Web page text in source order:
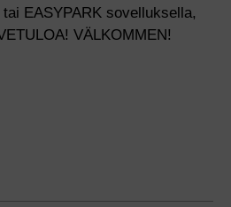
EASYPARK sovelluksella,
VÄLKOMMEN!